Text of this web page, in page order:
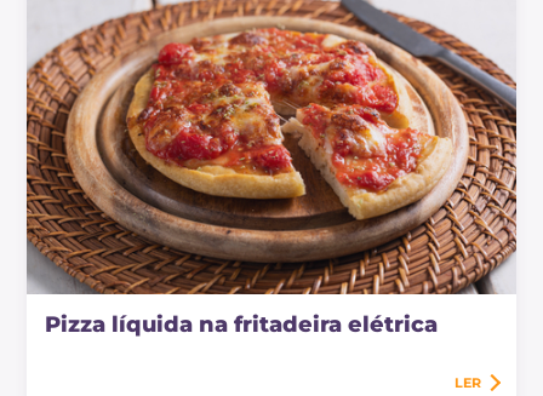
Pizza líquida na fritadeira elétrica
LER